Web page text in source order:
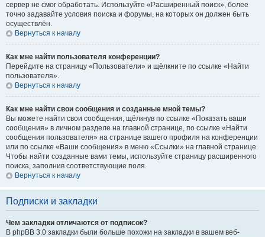
сервер не смог обработать. Используйте «Расширенный поиск», более
точно задавайте условия поиска и форумы, на которых он должен быть
осуществлён.
Вернуться к началу
Как мне найти пользователя конференции?
Перейдите на страницу «Пользователи» и щёлкните по ссылке «Найти
пользователя».
Вернуться к началу
Как мне найти свои сообщения и созданные мной темы?
Вы можете найти свои сообщения, щёлкнув по ссылке «Показать ваши
сообщения» в личном разделе на главной странице, по ссылке «Найти
сообщения пользователя» на странице вашего профиля на конференции
или по ссылке «Ваши сообщения» в меню «Ссылки» на главной странице.
Чтобы найти созданные вами темы, используйте страницу расширенного
поиска, заполнив соответствующие поля.
Вернуться к началу
Подписки и закладки
Чем закладки отличаются от подписок?
В phpBB 3.0 закладки были больше похожи на закладки в вашем веб-